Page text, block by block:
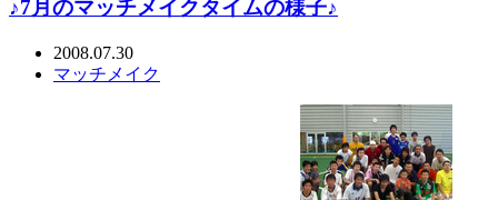
♪7月のマッチメイクタイムの様子♪
2008.07.30
マッチメイク